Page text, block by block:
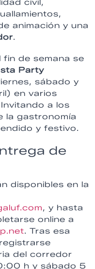
civil,
animación y una
.
de semana se
Party
sábado y
en varios
a los
la gastronomía
y festivo.
de
disponibles en la
, y hasta
online a
. Tras esa
del corredor
h y sábado 5